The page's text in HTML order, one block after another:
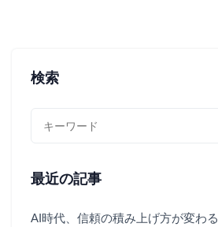
検索
最近の記事
AI時代、信頼の積み上げ方が変わる